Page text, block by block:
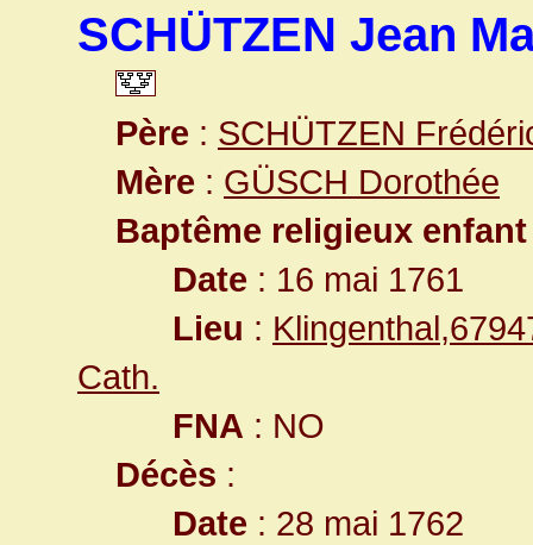
SCHÜTZEN Jean
Père : SCHÜTZEN
Mère : GÜSCH Dorothée
Baptême religieux enfant
Date : 16 mai 1761
Lieu :
Cath.
FNA : NO
Décès :
Date : 28 mai 1762